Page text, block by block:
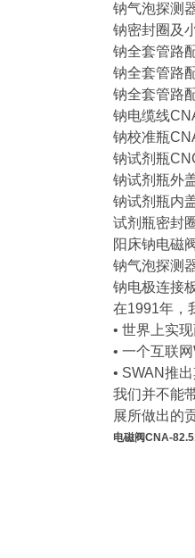
钠气泡探测
钠密封圈及
钠全套管路
钠全套管路
钠全套管路
钠电缆线
钠校准瓶
钠试剂瓶
钠试剂瓶外
钠试剂瓶内
试剂瓶密封
阳床钠电磁
钠气泡探测
钠电极连接
在1991年，
• 世界上实
• 一个互联
• SWAN推
我们并不能
展所做出的
电磁阀CNA-